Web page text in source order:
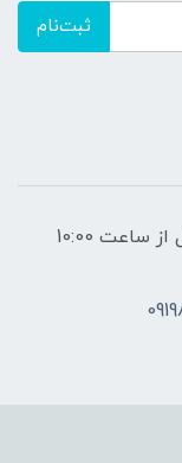
ثبت‌نام
ساعات پاسخگویی: فقط روزهای غیر تعطیل از ساعت 10:00